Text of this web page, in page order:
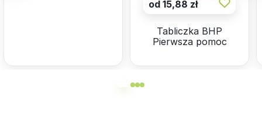
od 15,88 zł
Tabliczka BHP
Pierwsza pomoc